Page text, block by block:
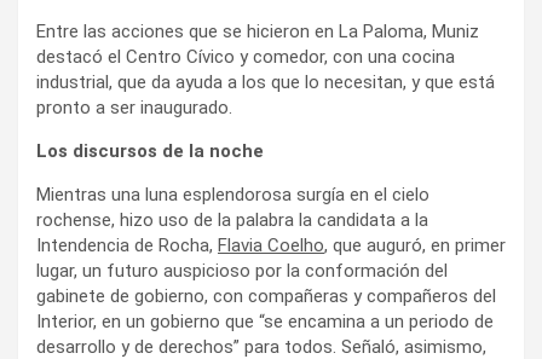
Entre las acciones que se hicieron en La Paloma, Muniz
destacó el Centro Cívico y comedor, con una cocina
industrial, que da ayuda a los que lo necesitan, y que está
pronto a ser inaugurado.
Los discursos de la noche
Mientras una luna esplendorosa surgía en el cielo
rochense, hizo uso de la palabra la candidata a la
Intendencia de Rocha, Flavia Coelho, que auguró, en primer
lugar, un futuro auspicioso por la conformación del
gabinete de gobierno, con compañeras y compañeros del
Interior, en un gobierno que “se encamina a un periodo de
desarrollo y de derechos” para todos. Señaló, asimismo,